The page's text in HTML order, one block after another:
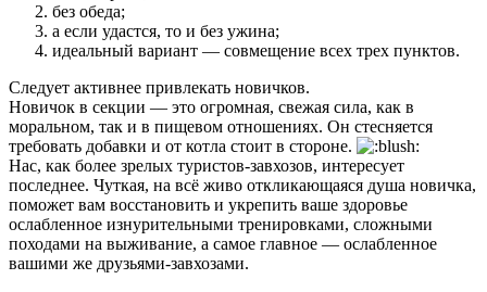
без обеда;
а если удастся, то и без ужина;
идеальный вариант — совмещение всех трех пунктов.
Следует активнее привлекать новичков.
Новичок в секции — это огромная, свежая сила, как в
моральном, так и в пищевом отношениях. Он стесняется
требовать добавки и от котла стоит в стороне.
Нас, как более зрелых туристов-завхозов, интересует
последнее. Чуткая, на всё живо откликающаяся душа новичка,
поможет вам восстановить и укрепить ваше здоровье
ослабленное изнурительными тренировками, сложными
походами на выживание, а самое главное — ослабленное
вашими же друзьями-завхозами.